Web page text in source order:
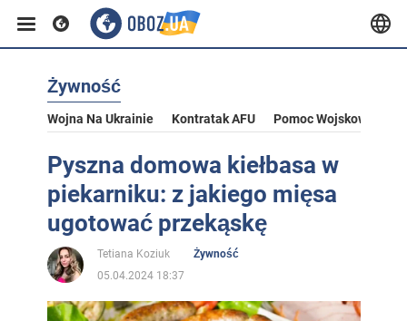
Żywność
Wojna Na Ukrainie Kontratak AFU Pomoc Wojskowa Dla
Pyszna domowa kiełbasa w
piekarniku: z jakiego mięsa
ugotować przekąskę
Tetiana Koziuk
Żywność
05.04.2024 18:37